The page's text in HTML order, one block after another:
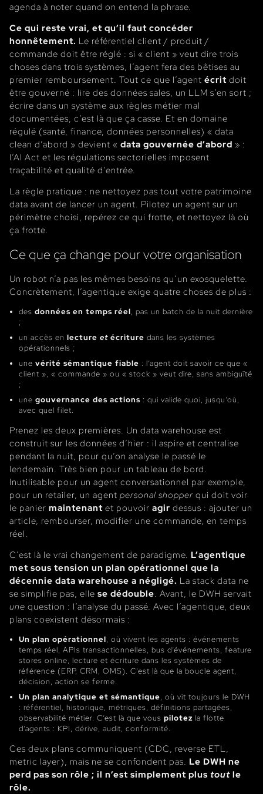
agenda à noter quand on entend la phrase.
Ce qui reste vrai, et qu’il faut concéder
honnêtement. Le référentiel client / produit /
commande doit être réglé : si « client » veut dire trois
choses dans trois systèmes, l’agent fera des bêtises au
premier remboursement. Tout ce que l’agent écrit doit
être gouverné : lire des données sales, un LLM s’en sort ;
écrire dans un système aux règles métier mal
documentées, c’est là que ça casse. Et en domaine
régulé (santé, finance, données personnelles) « data
clean d’abord » devient « data gouvernée d’abord » :
l’AI Act et les régulations sectorielles imposent
traçabilité et qualité d’entrée.
La règle pratique : ne nettoyez pas tout votre patrimoine
data avant de lancer un agent. Pilotez un agent sur un
périmètre choisi, repérez ce qui frotte, et nettoyez là où
ça frotte.
Ce que ça change pour votre organisation
Un robot n’a pas les mêmes besoins qu’un exosquelette.
Concrètement, l’agentique exige quatre choses de plus :
des données en temps réel, pas un batch de la nuit dernière
;
un accès en lecture et écriture dans les systèmes
opérationnels ;
une vérité sémantique fiable : l’agent doit savoir ce que «
client », « commande » ou « stock » veut dire, sans ambiguïté
;
une gouvernance des actions : qui valide quoi, jusqu’où,
avec quel filet.
Prenez les deux premières. Un data warehouse est
construit sur les données d’hier : il aspire et centralise
pendant la nuit, pour qu’on analyse le passé le
lendemain. Très bien pour un tableau de bord.
Inutilisable pour un agent conversationnel par exemple,
pour un retailer, un agent personal shopper qui doit voir
le panier maintenant et pouvoir agir dessus : ajouter un
article, rembourser, modifier une commande, en temps
réel.
C’est là le vrai changement de paradigme. L’agentique
met sous tension un plan opérationnel que la
décennie data warehouse a négligé. La stack data ne
se simplifie pas, elle se dédouble. Avant, le DWH servait
une question : l’analyse du passé. Avec l’agentique, deux
plans coexistent désormais :
Un plan opérationnel, où vivent les agents : événements
temps réel, APIs transactionnelles, bus d’événements, feature
stores online, lecture et écriture dans les systèmes de
référence (ERP, CRM, OMS). C’est là que la boucle agent,
décision, action se ferme.
Un plan analytique et sémantique, où vit toujours le DWH
: référentiel, historique, métriques, définitions partagées,
observabilité métier. C’est là que vous pilotez la flotte
d’agents : KPI, dérive, audit, conformité.
Ces deux plans communiquent (CDC, reverse ETL,
metric layer), mais ne se confondent pas. Le DWH ne
perd pas son rôle ; il n’est simplement plus tout le
rôle.